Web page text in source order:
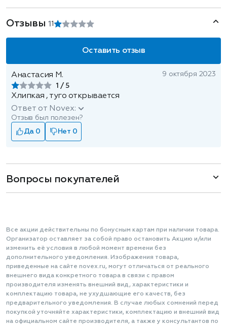
Отзывы1 1
Оставить отзыв
Анастасия М.
1
9 октября 2023
Хлипкая , туго открывается
Ответ от Novex:
Отзыв был полезен?
Да 0
Нет 0
Вопросы покупателей
Все акции действительны по бонусным картам при наличии товара.
Организатор оставляет за собой право остановить Акцию и/или
изменить её условия в любой момент времени без
дополнительного уведомления. Изображения товара,
приведенные на сайте novex.ru, могут отличаться от реального
внешнего вида конкретного товара в связи с правом
производителя изменять внешний вид, характеристики и
комплектацию товара, не ухудшающие его качеств, без
предварительного уведомления. В случае любых сомнений перед
покупкой уточняйте характеристики, комплектацию и внешний вид
на официальном сайте производителя, а также у консультантов по